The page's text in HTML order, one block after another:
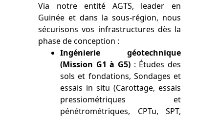
Via notre entité AGTS, leader en
Guinée et dans la sous-région, nous
sécurisons vos infrastructures dès la
phase de conception :
Ingénierie géotechnique
(Mission G1 à G5) : Études des
sols et fondations, Sondages et
essais in situ (Carottage, essais
pressiométriques et
pénétrométriques, CPTu, SPT,